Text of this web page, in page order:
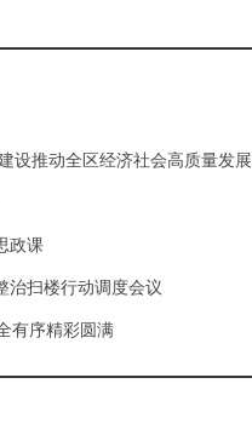
设推动全区经济社会高质量发展
政课
治扫楼行动调度会议
有序精彩圆满